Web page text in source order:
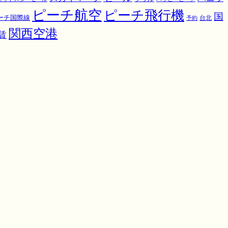
チ国際線 ピーチ航空 ピーチ飛行機 予約 台北 国
関西空港